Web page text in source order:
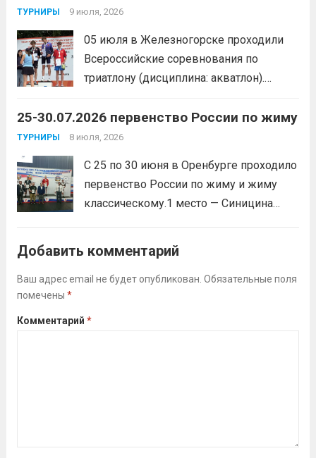
товарищеских матчей.
ТУРНИРЫ 9 июля, 2026
05 июля в Железногорске проходили
Всероссийские соревнования по
триатлону (дисциплина: акватлон).
Макарова, Серов Станислав, занял 1
место. Подготовила спортсмена тренер-
Викторовна.Читать дальше
25-30.07.2026 первенство России по жиму
ТУРНИРЫ 8 июля, 2026
С 25 по 30 июня в Оренбурге проходило
первенство России по жиму и жиму
классическому.1 место — Синицина
(тренер Задорина Я.С.)
Добавить комментарий
Ваш адрес email не будет опубликован. Обязательные поля
помечены *
Комментарий *